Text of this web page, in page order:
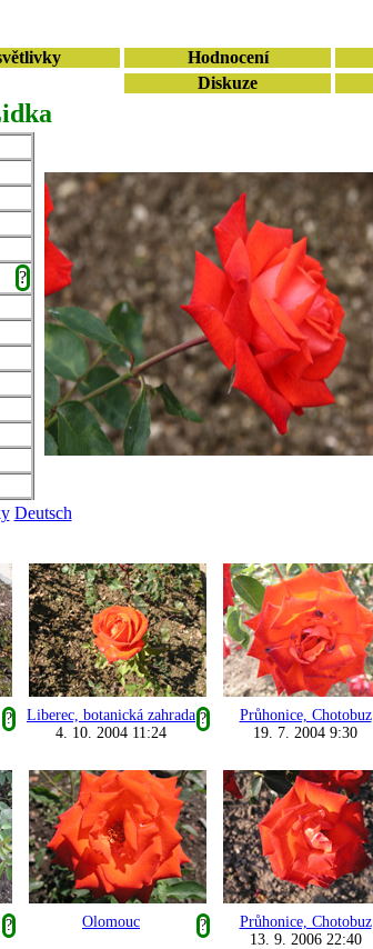
Hodnocení
Diskuze
?
Deutsch
?
Liberec, botanická zahrada ?
4. 10. 2004 11:24
Průhonice, Chotobuz
19. 7. 2004 9:30
?
Olomouc ? Průhonice, Chotobuz
13. 9. 2006 22:40